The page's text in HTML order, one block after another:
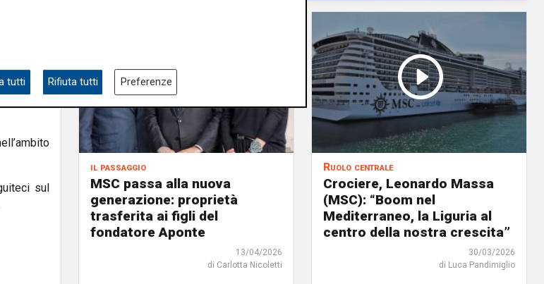
un
trip
Trieste-
e Gemlik
sul
il passaggio
MSC passa alla nuova
generazione: proprietà
trasferita ai figli del
fondatore Aponte
13/04/2026
di Carlotta Nicoletti
Ruolo centrale
Crociere, Leonardo Massa
(MSC): “Boom nel
Mediterraneo, la Liguria al
centro della nostra crescita”
30/03/2026
di Luca Pandimiglio
tutti Rifiuta tutti Preferenze